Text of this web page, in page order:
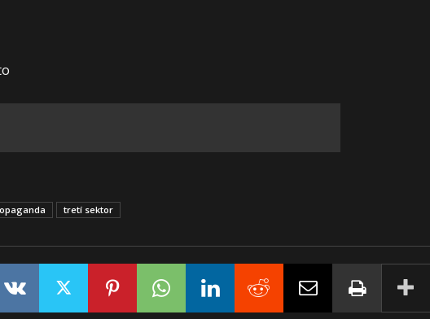
tretí sektor